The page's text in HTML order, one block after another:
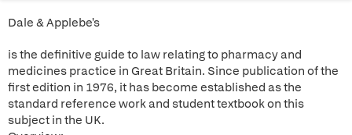
Dale & Applebe's
is the definitive guide to law relating to pharmacy and
medicines practice in Great Britain. Since publication of the
first edition in 1976, it has become established as the
standard reference work and student textbook on this
subject in the UK.